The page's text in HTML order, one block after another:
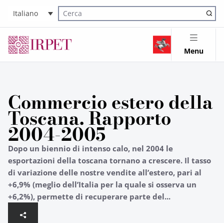
Italiano
Cerca nel sito
Menu
Commercio estero della
Toscana. Rapporto
2004-2005
Dopo un biennio di intenso calo, nel 2004 le
esportazioni della toscana tornano a crescere. Il tasso
di variazione delle nostre vendite all’estero, pari al
+6,9% (meglio dell’Italia per la quale si osserva un
+6,2%), permette di recuperare parte del...